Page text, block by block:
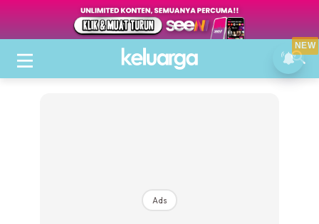
Ads
NEW